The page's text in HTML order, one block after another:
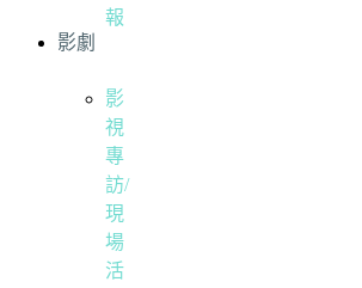
報
影劇
影
視
專
訪/
現
場
活